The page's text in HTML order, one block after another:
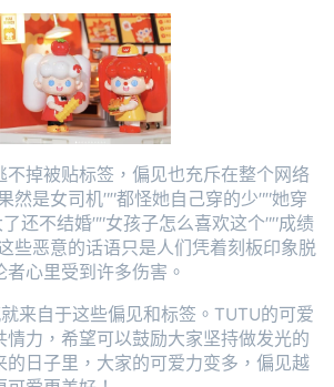
不掉被贴标签，偏⻅也充斥在整个⽹络
然是⼥司机""都怪她⾃⼰穿的少""她穿
还不结婚""⼥孩⼦怎么喜欢这个""成绩
些恶意的话语只是⼈们凭着刻板印象脱
⼼⾥受到许多伤害。
来⾃于这些偏⻅和标签。TUTU的可爱
情力，希望可以⿎励⼤家坚持做发光的
的⽇⼦⾥，大家的可爱力变多，偏⻅越